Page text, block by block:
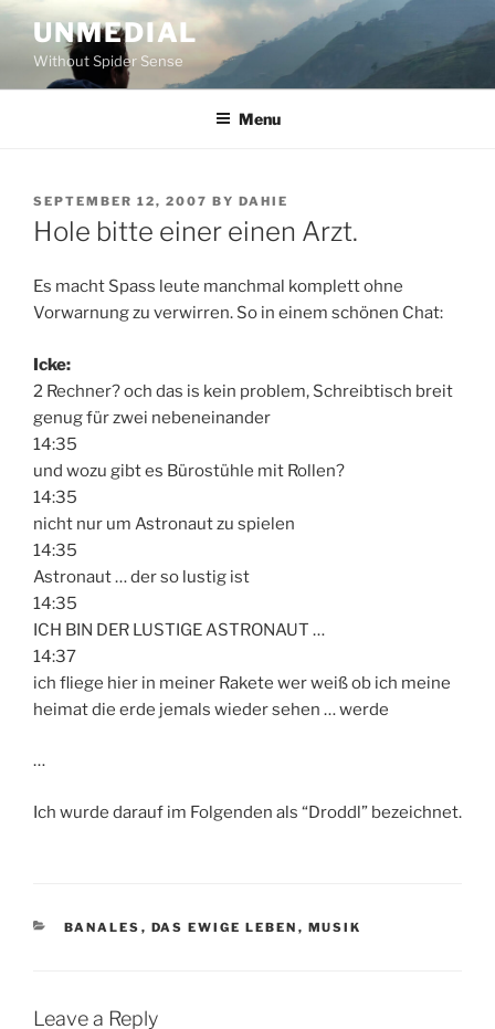
Skip
content
UNMEDIAL
Without Spider Sense
Menu
POSTED
ON
SEPTEMBER 12, 2007 BY DAHIE
Hole bitte einer einen Arzt.
Es macht Spass leute manchmal komplett ohne
Vorwarnung zu verwirren. So in einem schönen Chat:
Icke:
2 Rechner? och das is kein problem, Schreibtisch breit
genug für zwei nebeneinander
14:35
und wozu gibt es Bürostühle mit Rollen?
14:35
nicht nur um Astronaut zu spielen
14:35
Astronaut … der so lustig ist
14:35
ICH BIN DER LUSTIGE ASTRONAUT …
14:37
ich fliege hier in meiner Rakete wer weiß ob ich meine
heimat die erde jemals wieder sehen … werde
…
Ich wurde darauf im Folgenden als “Droddl” bezeichnet.
CATEGORIES
BANALES , DAS EWIGE LEBEN , MUSIK
Leave a Reply